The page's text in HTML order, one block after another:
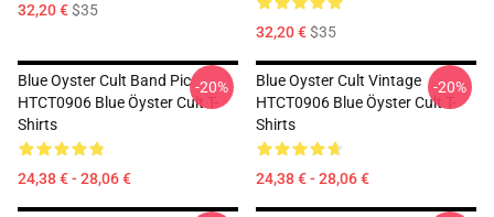
32,20 €$35
32,20 €$35
Blue Oyster Cult Band Pic
HTCT0906 Blue Öyster Cult T-
Shirts
24,38 € - 28,06 €
-20%
Blue Oyster Cult Vintage
HTCT0906 Blue Öyster Cult T-
Shirts
24,38 € - 28,06 €
-20%